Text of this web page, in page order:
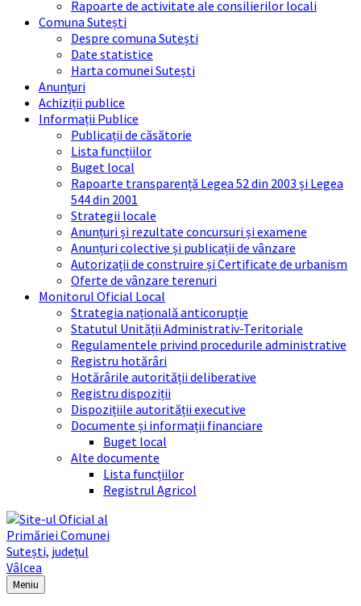
Rapoarte de activitate ale consilierilor locali
Comuna Sutești
Despre comuna Sutești
Date statistice
Harta comunei Sutești
Anunțuri
Achiziții publice
Informații Publice
Publicații de căsătorie
Lista funcțiilor
Buget local
Rapoarte transparență Legea 52 din 2003 și Legea
544 din 2001
Strategii locale
Anunțuri și rezultate concursuri și examene
Anunțuri colective și publicații de vânzare
Autorizații de construire și Certificate de urbanism
Oferte de vânzare terenuri
Monitorul Oficial Local
Strategia națională anticorupție
Statutul Unității Administrativ-Teritoriale
Regulamentele privind procedurile administrative
Registru hotărâri
Hotărârile autorității deliberative
Registru dispoziții
Dispozițiile autorității executive
Documente și informații financiare
Buget local
Alte documente
Lista funcțiilor
Registrul Agricol
Meniu